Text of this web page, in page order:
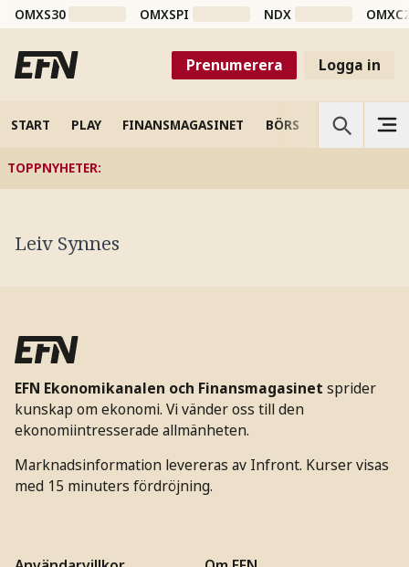
OMXS30 OMXSPI NDX
Prenumerera Logga in
START PLAY FINANSMAGASINET BÖRS VETENSKAP
TOPPNYHETER:
Leiv Synnes
EFN Ekonomikanalen och Finansmagasinet sprider
kunskap om ekonomi. Vi vänder oss till den
ekonomiintresserade allmänheten.
Marknadsinformation levereras av Infront. Kurser visas
med 15 minuters fördröjning.